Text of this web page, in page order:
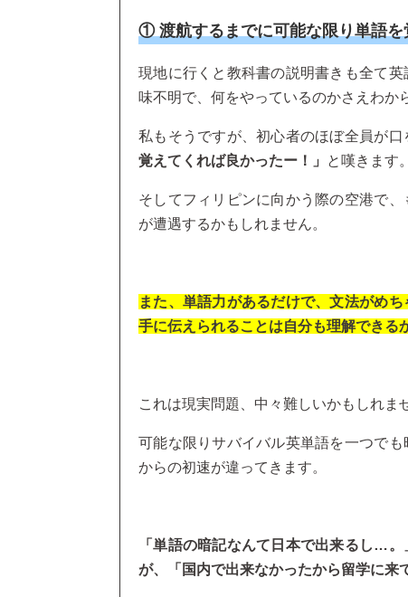
① 渡航するまでに可能な限り単語を
現地に行くと教科書の説明書きも全て
味不明で、何をやっているのかさえわか
私もそうですが、初心者のほぼ全員が口
覚えてくれば良かったー！」
と嘆きます。
そしてフィリピンに向かう際の空港で
が遭遇するかもしれません。
また、単語力があるだけで、文法がめ
手に伝えられることは自分も理解できる
これは現実問題、中々難しいかもしれま
可能な限りサバイバル英単語を一つで
からの初速が違ってきます。
「単語の暗記なんて日本で出来るし…
が、「国内で出来なかったから留学に来